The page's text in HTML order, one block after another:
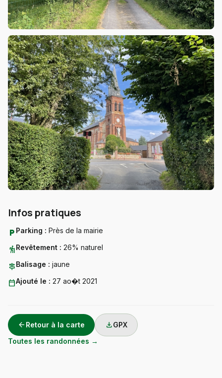
Infos pratiques
local_parking Parking : Près de la mairie
hikingRevêtement : 26% naturel
signpostBalisage : jaune
calendar_todayAjouté le : 27 ao�t 2021
arrow_back Retour à la carte downloadGPX
Toutes les randonnées →